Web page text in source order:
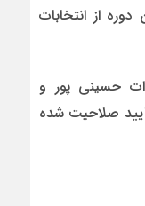
از انتخابات
حسینی پور و
صلاحیت شده